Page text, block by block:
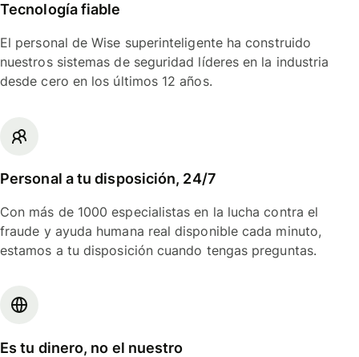
Tecnología fiable
El personal de Wise superinteligente ha construido
nuestros sistemas de seguridad líderes en la industria
desde cero en los últimos 12 años.
Personal a tu disposición, 24/7
Con más de 1000 especialistas en la lucha contra el
fraude y ayuda humana real disponible cada minuto,
estamos a tu disposición cuando tengas preguntas.
Es tu dinero, no el nuestro